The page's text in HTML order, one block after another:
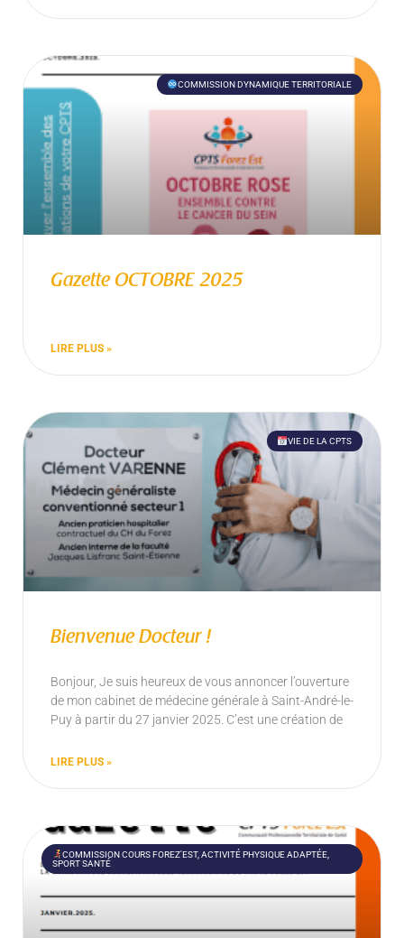
COMMISSION DYNAMIQUE TERRITORIALE
Gazette OCTOBRE 2025
LIRE PLUS »
VIE DE LA CPTS
Bienvenue Docteur !
Bonjour, Je suis heureux de vous annoncer l’ouverture
de mon cabinet de médecine générale à Saint-André-le-
Puy à partir du 27 janvier 2025. C’est une création de
LIRE PLUS »
COMMISSION COURS FOREZ'EST, ACTIVITÉ PHYSIQUE ADAPTÉE,
SPORT SANTÉ